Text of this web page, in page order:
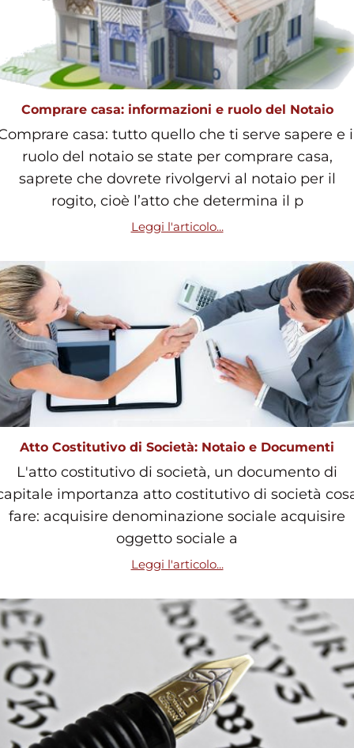
Comprare casa: informazioni e ruolo del Notaio
casa: tutto quello che ti serve sapere e
ruolo del notaio se state per comprare casa,
saprete che dovrete rivolgervi al notaio per il
rogito, cioè l’atto che determina il p
Leggi l'articolo...
Atto Costitutivo di Società: Notaio e Documenti
L'atto costitutivo di società, un documento di
importanza atto costitutivo di società
fare: acquisire denominazione sociale acquisire
oggetto sociale a
Leggi l'articolo...